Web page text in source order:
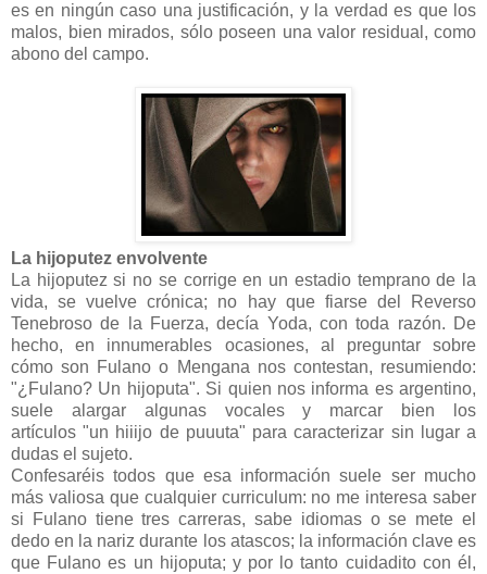
es en ningún caso una justificación, y la verdad es que los
malos, bien mirados, sólo poseen una valor residual, como
abono del campo.
La hijoputez envolvente
La hijoputez si no se corrige en un estadio temprano de la
vida, se vuelve crónica; no hay que fiarse del Reverso
Tenebroso de la Fuerza, decía Yoda, con toda razón. De
hecho, en innumerables ocasiones, al preguntar sobre
cómo son Fulano o Mengana nos contestan, resumiendo:
"¿Fulano? Un hijoputa". Si quien nos informa es argentino,
suele alargar algunas vocales y marcar bien los
artículos "un hiiijo de puuuta" para caracterizar sin lugar a
dudas el sujeto.
Confesaréis todos que esa información suele ser mucho
más valiosa que cualquier curriculum: no me interesa saber
si Fulano tiene tres carreras, sabe idiomas o se mete el
dedo en la nariz durante los atascos; la información clave es
que Fulano es un hijoputa; y por lo tanto cuidadito con él,